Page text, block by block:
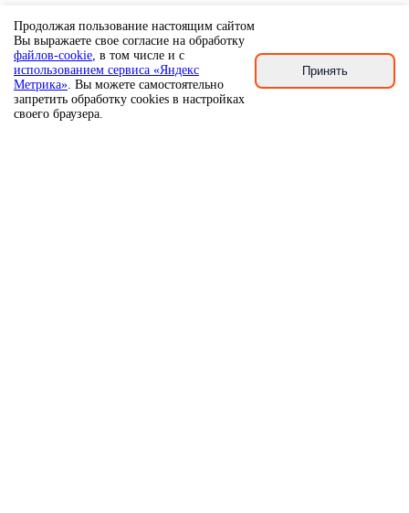
Продолжая пользование настоящим сайтом
Вы выражаете свое согласие на обработку
файлов-cookie, в том числе и с
использованием сервиса «Яндекс
Метрика». Вы можете самостоятельно
запретить обработку cookies в настройках
своего браузера.
Принять